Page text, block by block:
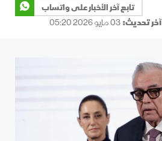
تابع آخر الأخبار على واتساب
آخر تحديث:03 مايو 2026 05:20